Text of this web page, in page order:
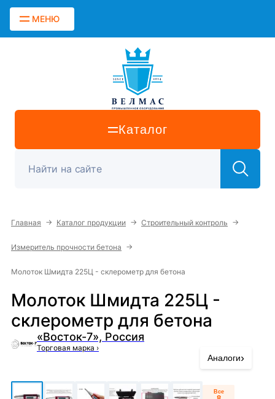
МЕНЮ
Каталог
Главная → Каталог продукции → Строительный контроль →
Измеритель прочности бетона →
Молоток Шмидта 225Ц - склерометр для бетона
Молоток Шмидта 225Ц -
склерометр для бетона
«Восток-7», Россия
Торговая марка ›
Все
Аналоги›